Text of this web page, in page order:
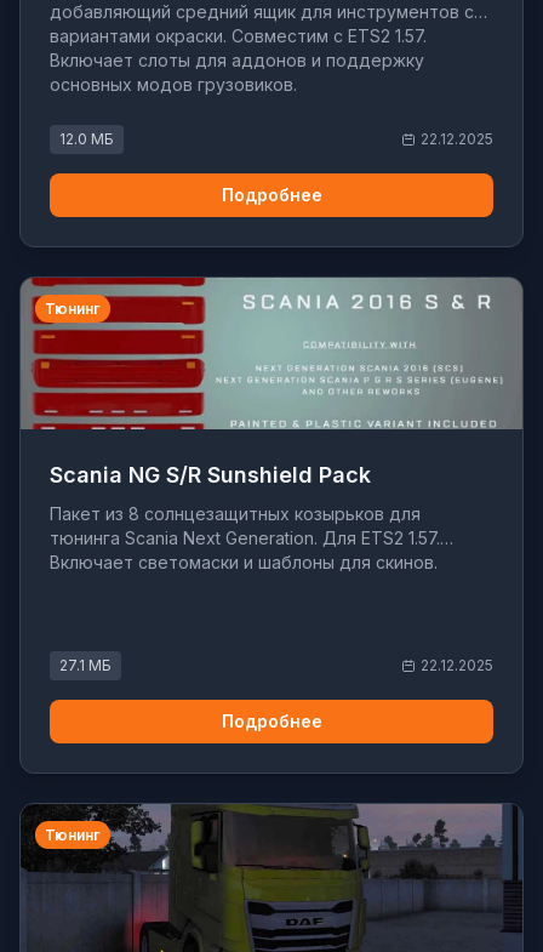
добавляющий средний ящик для инструментов с
вариантами окраски. Совместим с ETS2 1.57.
Включает слоты для аддонов и поддержку
основных модов грузовиков.
12.0 МБ 22.12.2025
Подробнее
Тюнинг
Scania NG S/R Sunshield Pack
Пакет из 8 солнцезащитных козырьков для
тюнинга Scania Next Generation. Для ETS2 1.57.
Включает светомаски и шаблоны для скинов.
27.1 МБ 22.12.2025
Подробнее
Тюнинг